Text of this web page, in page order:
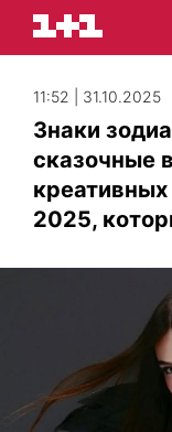
11:52 | 31.10.2025
Знаки
сказочные
2025,